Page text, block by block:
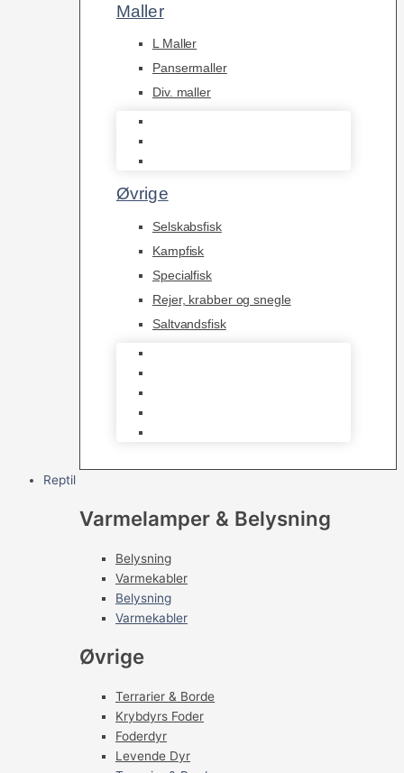
Maller
L Maller
Pansermaller
Div. maller
Øvrige
Selskabsfisk
Kampfisk
Specialfisk
Rejer, krabber og snegle
Saltvandsfisk
Reptil
Varmelamper & Belysning
Belysning
Varmekabler
Belysning
Varmekabler
Øvrige
Terrarier & Borde
Krybdyrs Foder
Foderdyr
Levende Dyr